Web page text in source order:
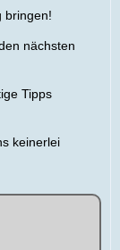
bringen!
nächsten
Tipps
keinerlei